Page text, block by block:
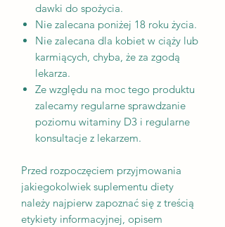
dawki do spożycia.
Nie zalecana poniżej 18 roku życia.
Nie zalecana dla kobiet w ciąży lub
karmiących, chyba, że za zgodą
lekarza.
Ze względu na moc tego produktu
zalecamy regularne sprawdzanie
poziomu witaminy D3 i regularne
konsultacje z lekarzem.
Przed rozpoczęciem przyjmowania
jakiegokolwiek suplementu diety
należy najpierw zapoznać się z treścią
etykiety informacyjnej, opisem